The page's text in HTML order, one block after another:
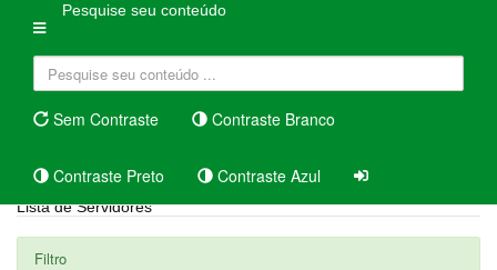
Pesquise seu conteúdo
Sem Contraste Contraste Branco
Contraste Preto Contraste Azul
Lista de Servidores
Filtro